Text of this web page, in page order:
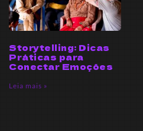
Storytelling: Dicas
Práticas para
Conectar Emoções
Leia mais »